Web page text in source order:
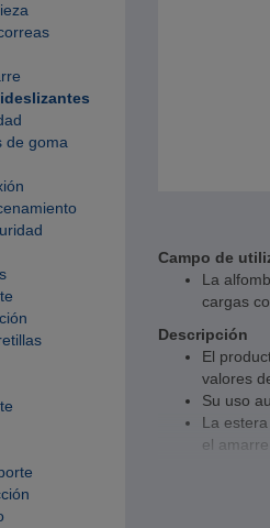
de goma
Campo de
La
cargas
Descripción
El
valores
Su uso
La
el